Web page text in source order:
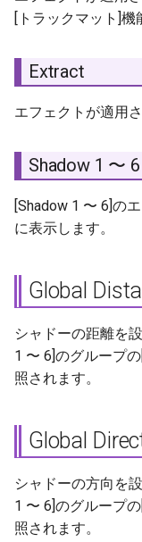
Normal
[トラックマット]
Extract
エフェクトが適用
Shadow 1 〜 6
[Shadow 1 〜 6]の
に表示します。
Global
シャドーの距離を
1 〜 6]のグループ
照されます。
Global
シャドーの方向を
1 〜 6]のグループ
照されます。